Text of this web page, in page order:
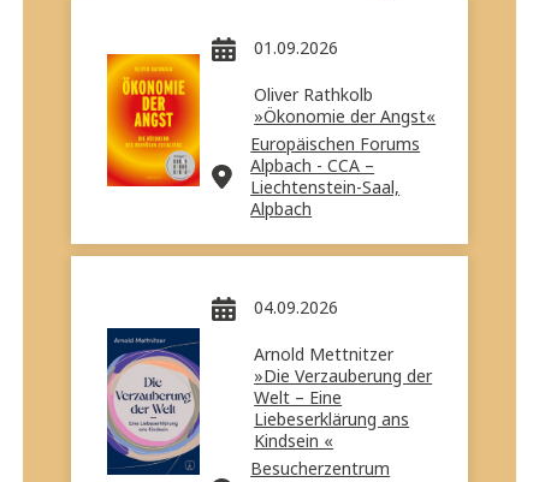
01.09.2026
Oliver Rathkolb
»Ökonomie der Angst«
Europäischen Forums
Alpbach - CCA –
Liechtenstein-Saal,
Alpbach
04.09.2026
Arnold Mettnitzer
»Die Verzauberung der
Welt – Eine
Liebeserklärung ans
Kindsein «
Besucherzentrum